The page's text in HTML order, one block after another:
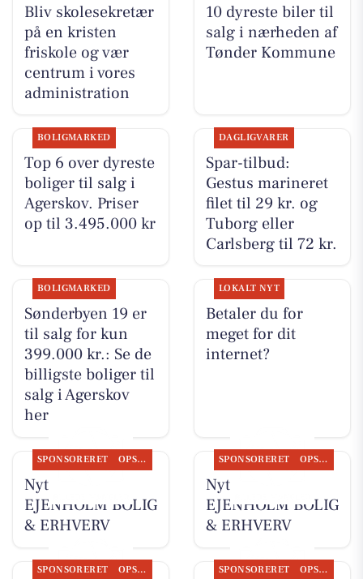
Bliv skolesekretær
på en kristen
friskole og vær
centrum i vores
administration
10 dyreste biler til
salg i nærheden af
Tønder Kommune
BOLIGMARKED
Top 6 over dyreste
boliger til salg i
Agerskov. Priser
op til 3.495.000 kr
DAGLIGVARER
Spar-tilbud:
Gestus marineret
filet til 29 kr. og
Tuborg eller
Carlsberg til 72 kr.
BOLIGMARKED
Sønderbyen 19 er
til salg for kun
399.000 kr.: Se de
billigste boliger til
salg i Agerskov
her
LOKALT NYT
Betaler du for
meget for dit
internet?
SPONSORERET OPSLAGSTAVLEN
Nyt fra
EJENHOLM BOLIG
& ERHVERV
SPONSORERET OPSLAGSTAVLEN
Nyt fra
EJENHOLM BOLIG
& ERHVERV
SPONSORERET OPSLAGSTAVLEN SPONSORERET OPSLAGSTAVLEN